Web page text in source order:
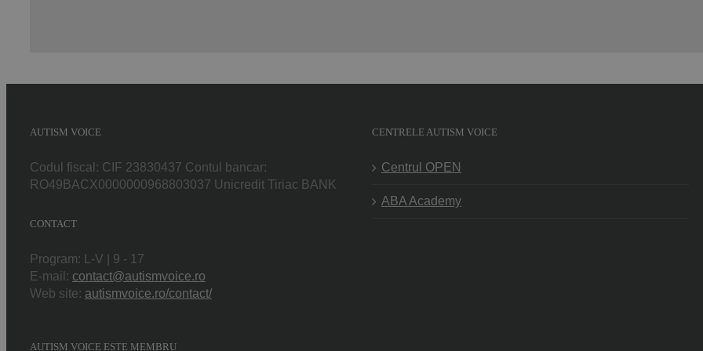
AUTISM VOICE
Codul fiscal: CIF 23830437 Contul bancar:
RO49BACX0000000968803037 Unicredit Tiriac BANK
CENTRELE AUTISM VOICE
Centrul OPEN
ABA Academy
CONTACT
Program: L-V | 9 - 17
E-mail: contact@autismvoice.ro
Web site: autismvoice.ro/contact/
AUTISM VOICE ESTE MEMBRU